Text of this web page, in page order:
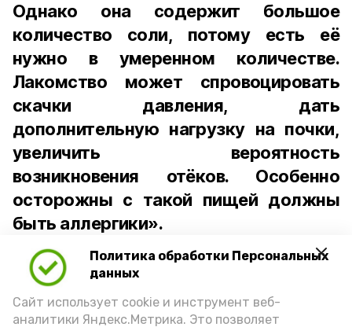
Политика обработки Персональных
данных
Сайт использует cookie и инструмент веб-
аналитики Яндекс.Метрика. Это позволяет
Однако она содержит большое
количество соли, потому есть её
нужно в умеренном количестве.
Лакомство может спровоцировать
скачки давления, дать
дополнительную нагрузку на почки,
увеличить вероятность
возникновения отёков. Особенно
осторожны с такой пищей должны
быть аллергики».
Для взрослого человека безопасной
порцией икры считается 30-50 граммов
(2-3 ложки). При этом следует обратить